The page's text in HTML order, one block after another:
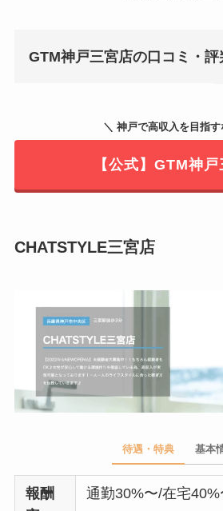
GTM神戸三宮店の口コミ・評
＼ 神戸で高収入を目指す
【公式】GTM神
CHATSTYLE三宮店
待遇・特典 基本
報酬
通勤30%〜/在宅40%